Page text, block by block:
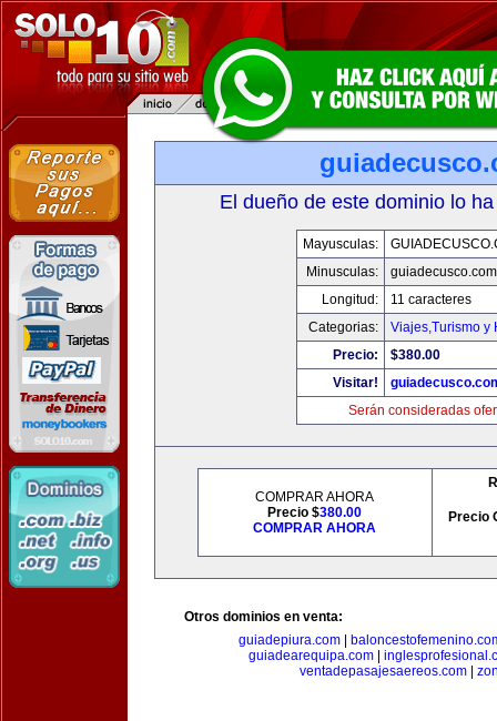
El dueño de este dominio lo
Mayusculas:
Minusculas:
guiadecusco.com
Longitud:
11 caracteres
Categorias:
Viajes,Turismo y
Precio:
$380.00
Visitar!
Serán consideradas
COMPRAR AHORA
Precio $380.00
COMPRAR AHORA
Precio
Otros dominios en venta:
guiadepiura.com|
guiadearequipa.com|
ventadepasajesaereos.com|